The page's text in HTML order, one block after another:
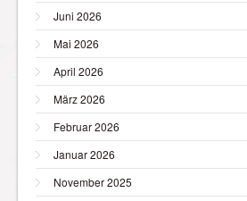
Juni 2026
Mai 2026
April 2026
März 2026
Februar 2026
Januar 2026
November 2025